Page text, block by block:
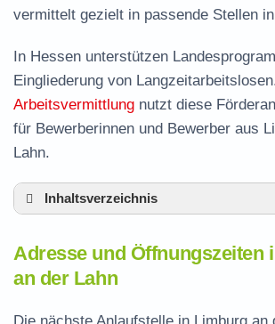
vermittelt gezielt in passende Stellen
In Hessen unterstützen
Eingliederung von
Arbeitsvermittlung nutzt diese
für Bewerberinnen und Bewerber aus
Lahn.
Inhaltsverzeichnis
Lahn
Leistungen der
an der Lahn
Adresse und Öffnungszeiten
an der Lahn